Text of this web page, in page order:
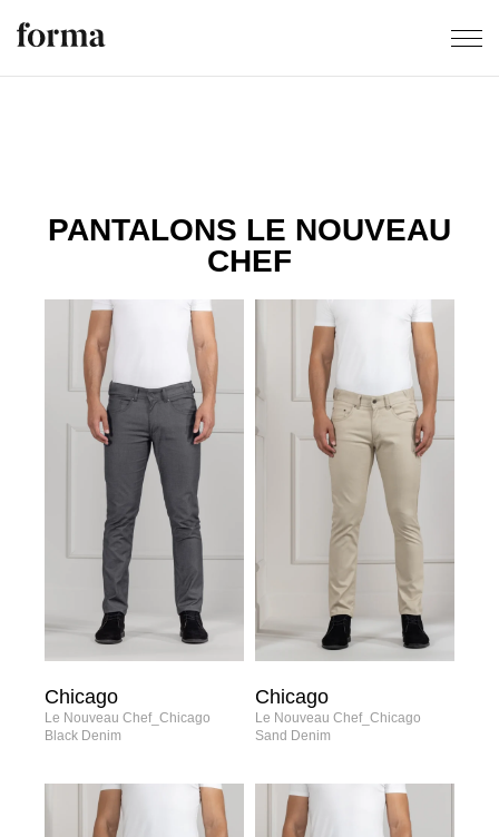
PANTALONS LE NOUVEAU
CHEF
Chicago
Le Nouveau Chef_Chicago
Black Denim
Chicago
Le Nouveau Chef_Chicago
Sand Denim